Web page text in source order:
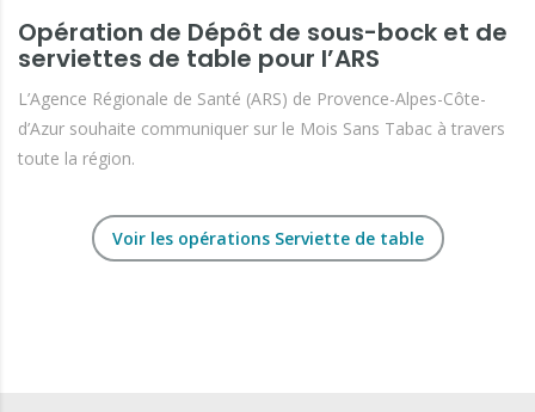
Opération de Dépôt de sous-bock et de
serviettes de table pour l’ARS
L’Agence Régionale de Santé (ARS) de Provence-Alpes-Côte-
d’Azur souhaite communiquer sur le Mois Sans Tabac à travers
toute la région.
Voir les opérations Serviette de table